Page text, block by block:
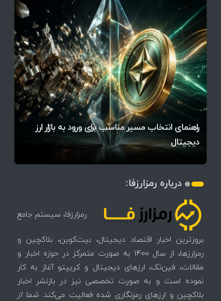
راهنمای انتخاب مسیر مناسب برای ورود به بازار ارز
دیجیتال
چرا سرعت تراکنش‌ها در اقتصاد دیجیتال اهمیت دارد؟
آخرین وضعیت بازار رمزارزها در جهان / مهم‌ترین
تهدید بیت‌کوین مشخص شد
اتفاق تاریخی در بازار رمزارزها / بیت‌کوین سبز شد
قیمت تتر، بیت‌کوین و اتریوم امروز دوشنبه ۵ مرداد
۱۴۰۵ | بیت‌کوین این مرز را از دست بدهد، همه‌چیز
تغییر می‌کند
رقابت پنهان دولت‌ها بر سر بیت‌کوین/ ۱۰ کشور برتر
کدامند؟
اتفاق مهم در بازار رمزارزها / بیت‌کوین وارد فاز تازه شد
تازه‌ترین رسوایی ارز دیجیتال؛ شکایت میلیاردی روی
میز / ۶۲۲ بیت‌کوین کجا رفت؟
درباره رمزارزفا:
رمزارزفا، سیستم جامع
بروزترین اخبار اقتصاد دیجیتال، بیت‌کوین، بلاکچین و
رمزارزها، از سال 1400 به صورت متمرکز در حوزه اخبار و
مقالات، فین‌تک، ارزهای‌ دیجیتال و کریپتو آغاز به کار
نموده است و به صورت تخصصی نیز در بازنشر اخبار
بلاکچین و ارزهای رمزنگاری شده فعالیت می‌کند.شما از